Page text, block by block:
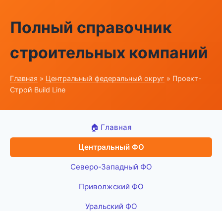
Полный справочник
строительных компаний
Главная » Центральный федеральный округ » Проект-
Строй Build Line
🏠 Главная
Центральный ФО
Северо-Западный ФО
Приволжский ФО
Уральский ФО